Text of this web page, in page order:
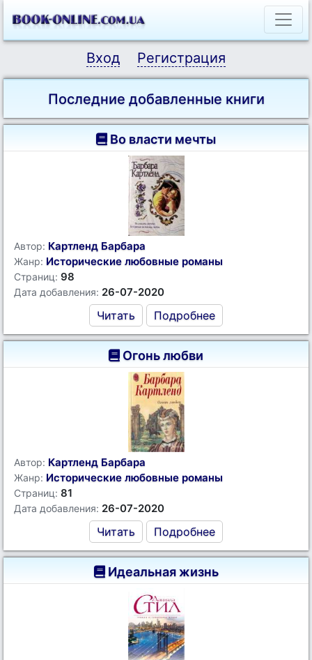
Вход Регистрация
Последние добавленные книги
Во власти мечты
Автор: Картленд Барбара
Жанр: Исторические любовные романы
Страниц: 98
Дата добавления: 26-07-2020
Читать Подробнее
Огонь любви
Автор: Картленд Барбара
Жанр: Исторические любовные романы
Страниц: 81
Дата добавления: 26-07-2020
Читать Подробнее
Идеальная жизнь